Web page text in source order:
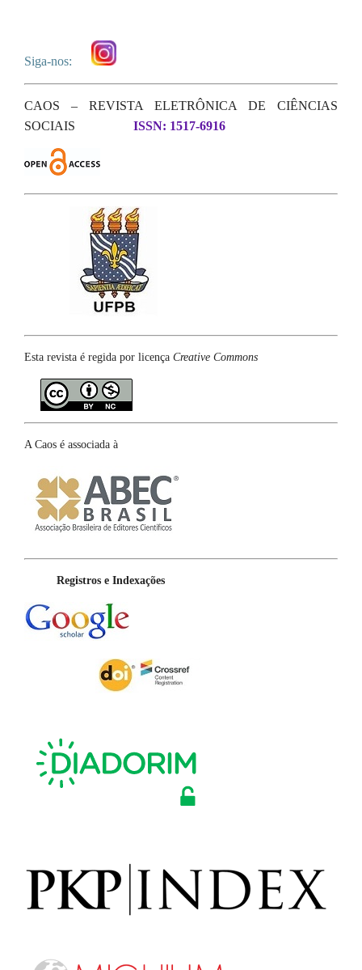
Siga-nos:
CAOS – REVISTA ELETRÔNICA DE CIÊNCIAS
SOCIAIS
ISSN: 1517-6916
Esta revista é regida por licença Creative Commons
A Caos é associada à
Registros e Indexações